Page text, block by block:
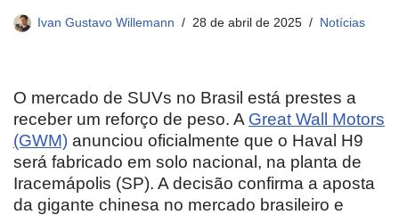
Ivan Gustavo Willemann 28 de abril de 2025 Notícias
O mercado de SUVs no Brasil está prestes a
receber um reforço de peso. A Great Wall Motors
(GWM) anunciou oficialmente que o Haval H9
será fabricado em solo nacional, na planta de
Iracemápolis (SP). A decisão confirma a aposta
da gigante chinesa no mercado brasileiro e